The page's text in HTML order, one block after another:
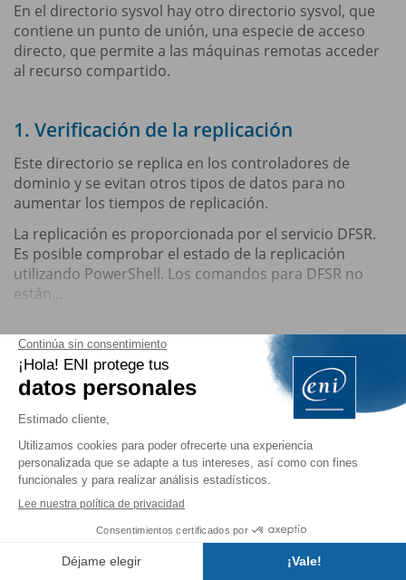
En el directorio sysvol hay otro directorio sysvol, que
contiene un punto de unión, una especie de acceso
directo, que permite a las máquinas remotas acceder
al recurso compartido.
1. Verificación de la replicación
Este directorio se replica en los controladores de
dominio y se evitan otros tipos de datos para no
aumentar los tiempos de replicación.
La replicación es proporcionada por el servicio DFSR.
Es posible comprobar el estado de la replicación
utilizando PowerShell. Los comandos para DFSR no
están...
Está consultando un
extracto del
libro.
Para seguir leyendo...
Comprar
Contratar
suscripción